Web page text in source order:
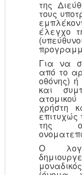
της
τους
έλεγχο
Για να
από το
οθόνης)
και
χρήστη
επιτυχώς
της
Ο